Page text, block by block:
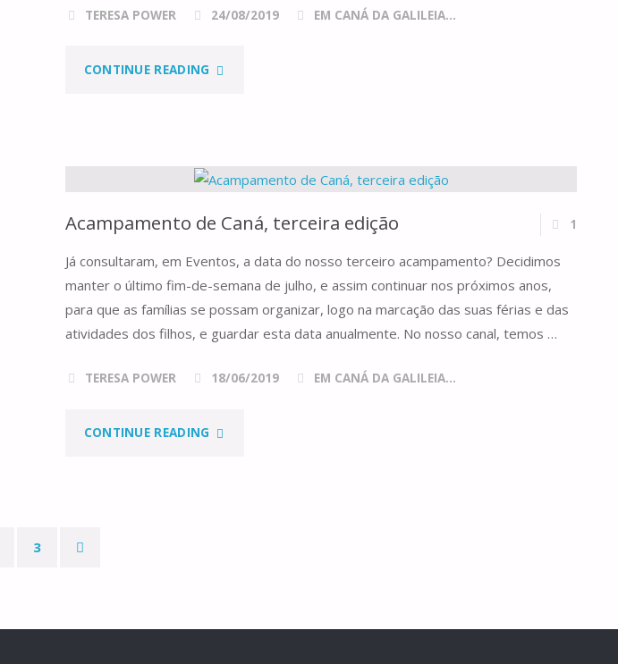
TERESA POWER 24/08/2019 EM CANÁ DA GALILEIA...
CONTINUE READING "AINDA
–
E
TODOS
VÓS"
Acampamento de Caná, terceira edição 1
Já consultaram, em Eventos, a data do nosso terceiro acampamento? Decidimos
manter o último fim-de-semana de julho, e assim continuar nos próximos anos,
para que as famílias se possam organizar, logo na marcação das suas férias e das
atividades dos filhos, e guardar esta data anualmente. No nosso canal, temos …
TERESA POWER 18/06/2019 EM CANÁ DA GALILEIA...
CONTINUE READING "ACAMPAMENTO
3